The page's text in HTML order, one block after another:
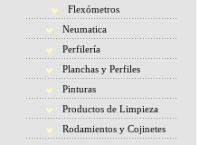
Flexómetros
Neumatica
Perfilería
Planchas y Perfiles
Pinturas
Productos de Limpieza
Rodamientos y Cojinetes